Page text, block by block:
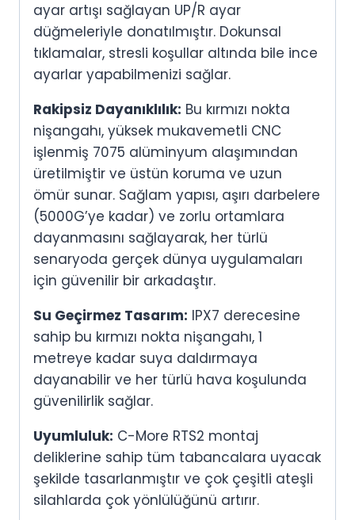
ayar artışı sağlayan UP/R ayar
düğmeleriyle donatılmıştır. Dokunsal
tıklamalar, stresli koşullar altında bile ince
ayarlar yapabilmenizi sağlar.
Rakipsiz Dayanıklılık: Bu kırmızı nokta
nişangahı, yüksek mukavemetli CNC
işlenmiş 7075 alüminyum alaşımından
üretilmiştir ve üstün koruma ve uzun
ömür sunar. Sağlam yapısı, aşırı darbelere
(5000G’ye kadar) ve zorlu ortamlara
dayanmasını sağlayarak, her türlü
senaryoda gerçek dünya uygulamaları
için güvenilir bir arkadaştır.
Su Geçirmez Tasarım: IPX7 derecesine
sahip bu kırmızı nokta nişangahı, 1
metreye kadar suya daldırmaya
dayanabilir ve her türlü hava koşulunda
güvenilirlik sağlar.
Uyumluluk: C-More RTS2 montaj
deliklerine sahip tüm tabancalara uyacak
şekilde tasarlanmıştır ve çok çeşitli ateşli
silahlarda çok yönlülüğünü artırır.